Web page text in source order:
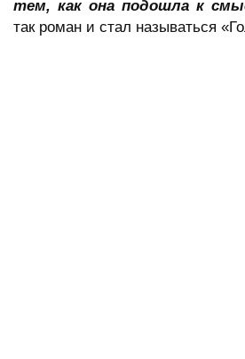
тем, как она подошла к
так роман и стал называться